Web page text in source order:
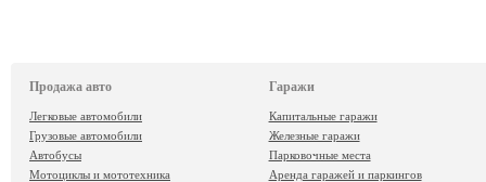
Продажа авто
Легковые автомобили
Грузовые автомобили
Автобусы
Мотоциклы и мототехника
Гаражи
Капитальные гаражи
Железные гаражи
Парковочные места
Аренда гаражей и паркингов